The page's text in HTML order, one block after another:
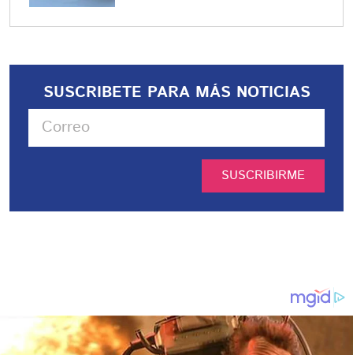
SUSCRIBETE PARA MÁS NOTICIAS
SUSCRIBIRME